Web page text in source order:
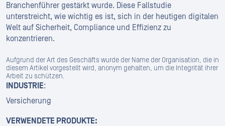
Branchenführer gestärkt wurde. Diese Fallstudie
unterstreicht, wie wichtig es ist, sich in der heutigen digitalen
Welt auf Sicherheit, Compliance und Effizienz zu
konzentrieren.
Aufgrund der Art des Geschäfts wurde der Name der Organisation, die in
diesem Artikel vorgestellt wird, anonym gehalten, um die Integrität ihrer
Arbeit zu schützen.
INDUSTRIE:
Versicherung
VERWENDETE PRODUKTE: